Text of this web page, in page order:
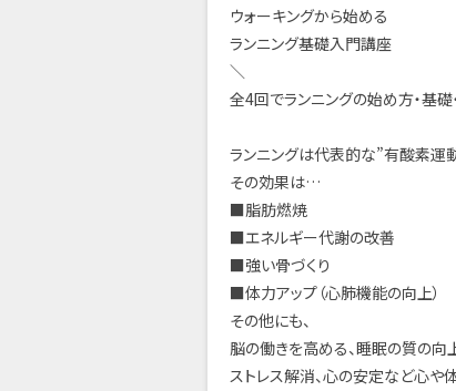
ウォーキングから始める
ランニング基礎入門講座
＼
全4回でランニングの始め方・基礎
ランニングは代表的な”有酸素運
その効果は…
■脂肪燃焼
■エネルギー代謝の改善
■強い骨づくり
■体力アップ（心肺機能の向上）
その他にも、
脳の働きを高める、睡眠の質の向
ストレス解消、心の安定など心や